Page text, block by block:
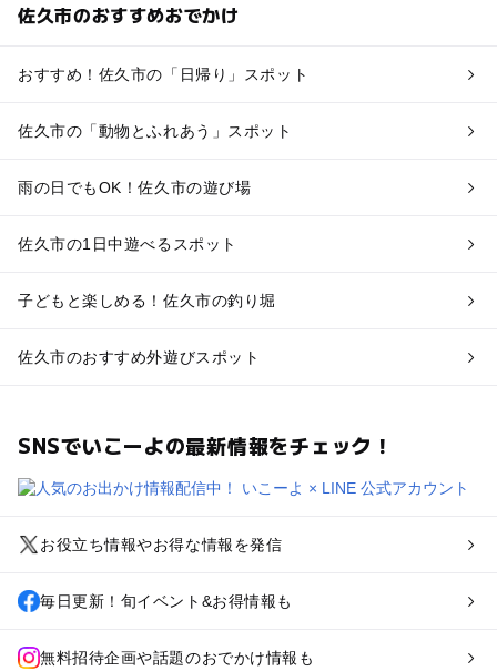
佐久市のおすすめおでかけ
おすすめ！佐久市の「日帰り」スポット
佐久市の「動物とふれあう」スポット
雨の日でもOK！佐久市の遊び場
佐久市の1日中遊べるスポット
子どもと楽しめる！佐久市の釣り堀
佐久市のおすすめ外遊びスポット
SNSでいこーよの最新情報をチェック！
お役立ち情報やお得な情報を発信
毎日更新！旬イベント&お得情報も
無料招待企画や話題のおでかけ情報も